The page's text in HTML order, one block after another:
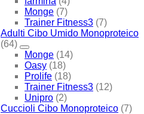
Monge (7)
Trainer Fitness3 (7)
Adulti Cibo Umido Monoproteico
(64)
Monge (14)
Oasy (18)
Prolife (18)
Trainer Fitness3 (12)
Unipro (2)
Cuccioli Cibo Monoproteico (7)